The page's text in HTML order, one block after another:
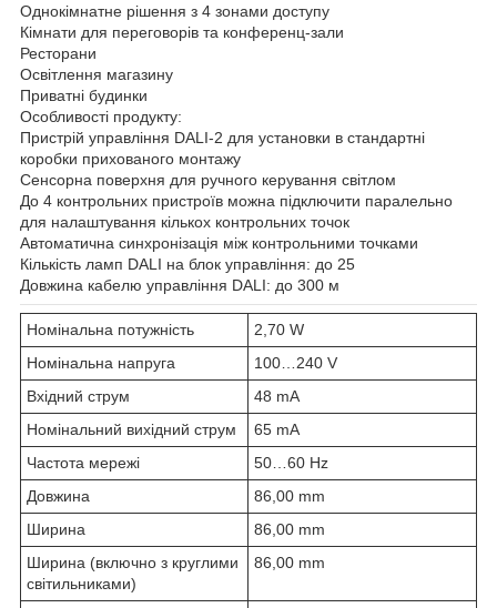
Однокімнатне рішення з 4 зонами доступу
Кімнати для переговорів та конференц-зали
Ресторани
Освітлення магазину
Приватні будинки
Особливості продукту:
Пристрій управління DALI-2 для установки в стандартні
коробки прихованого монтажу
Сенсорна поверхня для ручного керування світлом
До 4 контрольних пристроїв можна підключити паралельно
для налаштування кількох контрольних точок
Автоматична синхронізація між контрольними точками
Кількість ламп DALI на блок управління: до 25
Довжина кабелю управління DALI: до 300 м
Номінальна потужність
2,70 W
Номінальна напруга
100…240 V
Вхідний струм
48 mA
Номінальний вихідний струм
65 mA
Частота мережі
50…60 Hz
Довжина
86,00 mm
Ширина
86,00 mm
Ширина (включно з круглими
світильниками)
86,00 mm